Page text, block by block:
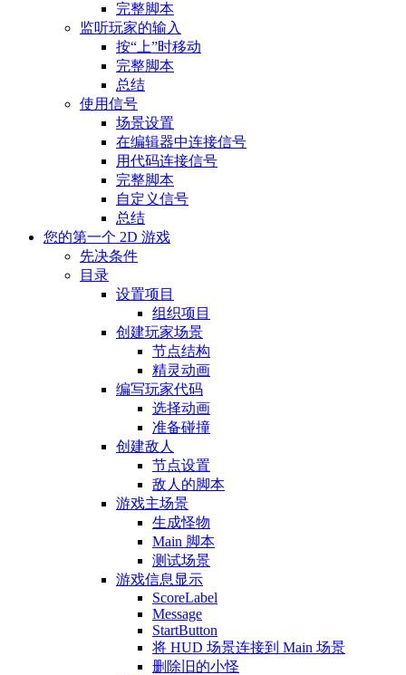
完整脚本
监听玩家的输入
按“上”时移动
完整脚本
总结
使用信号
场景设置
在编辑器中连接信号
用代码连接信号
完整脚本
自定义信号
总结
您的第一个 2D 游戏
先决条件
目录
设置项目
组织项目
创建玩家场景
节点结构
精灵动画
编写玩家代码
选择动画
准备碰撞
创建敌人
节点设置
敌人的脚本
游戏主场景
生成怪物
Main 脚本
测试场景
游戏信息显示
ScoreLabel
Message
StartButton
将 HUD 场景连接到 Main 场景
删除旧的小怪